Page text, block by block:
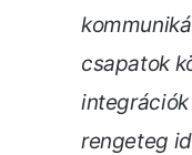
csapatok
rengeteg